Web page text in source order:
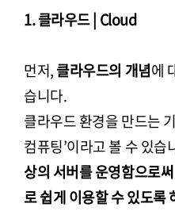
1. 클라우드 | Cloud
먼저,클라우드의 개념에
습니다.
클라우드 환경을 만드는
컴퓨팅’이라고 볼 수 있습
상의 서버를 운영함으로
로 쉽게 이용할 수 있도록